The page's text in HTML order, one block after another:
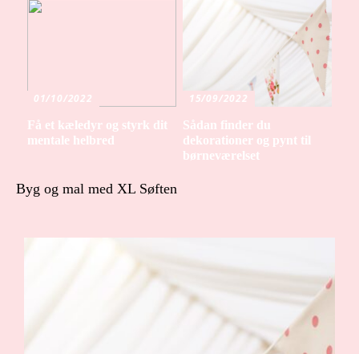
01/10/2022
Få et kæledyr og styrk dit
mentale helbred
15/09/2022
Sådan finder du
dekorationer og pynt til
børneværelset
Byg og mal med XL Søften